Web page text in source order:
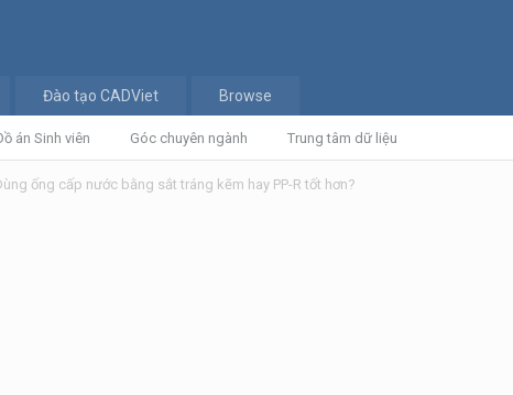
án Sinh viên Góc chuyên ngành Trung tâm dữ liệu
Đào tạo CADViet Browse
ống cấp nước bằng sắt tráng kẽm hay PP-R tốt hơn?